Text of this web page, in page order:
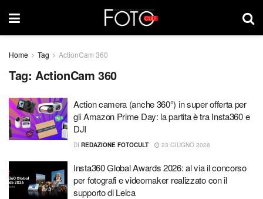
Home Tag ActionCam 360
Tag: ActionCam 360
Action camera (anche 360°) in super offerta per
gli Amazon Prime Day: la partita è tra Insta360 e
DJI
DI REDAZIONE FOTOCULT 23 GIUGNO 2026
Insta360 Global Awards 2026: al via il concorso
per fotografi e videomaker realizzato con il
supporto di Leica